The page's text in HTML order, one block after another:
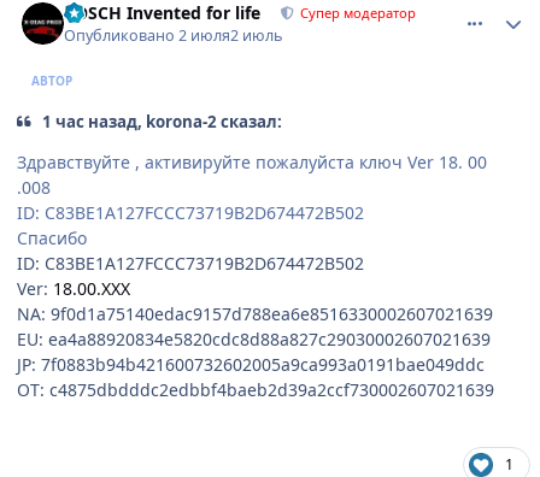
BOSCH Invented for life Супер модератор
Опубликовано2 июля2 июль
АВТОР
1 час назад, korona-2 сказал:
Здравствуйте , активируйте пожалуйста ключ Ver 18. 00
.008
ID: C83BE1A127FCCC73719B2D674472B502
Спасибо
ID: C83BE1A127FCCC73719B2D674472B502
Ver: 18.00.XXX
NA: 9f0d1a75140edac9157d788ea6e8516330002607021639
EU: ea4a88920834e5820cdc8d88a827c29030002607021639
JP: 7f0883b94b421600732602005a9ca993a0191bae049ddc
OT: c4875dbdddc2edbbf4baeb2d39a2ccf730002607021639
1